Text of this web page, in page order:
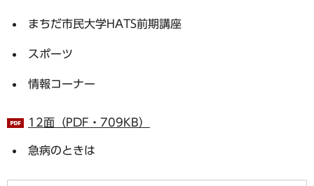
まちだ市民大学HATS前期講座
スポーツ
情報コーナー
12面（PDF・709KB）
急病のときは